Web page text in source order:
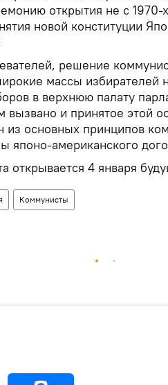
открытия не с
новой конституции
решение
массы избирателей
в верхнюю палату
вызвано и принятое этой
из основных принципов
японо-американского
открывается 4 января
Коммунисты